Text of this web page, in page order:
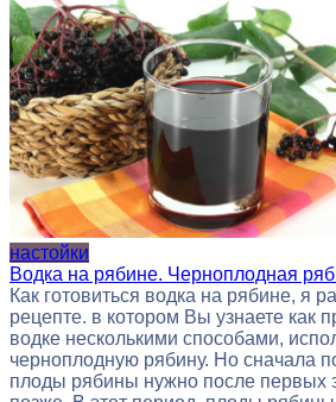
настойки
Водка на рябине. Черноплодная
Как готовиться водка на рябине, я
рецепте. в котором Вы узнаете как
водке несколькими способами,
черноплодную рябину. Но сначала
плоды рябины нужно после первых